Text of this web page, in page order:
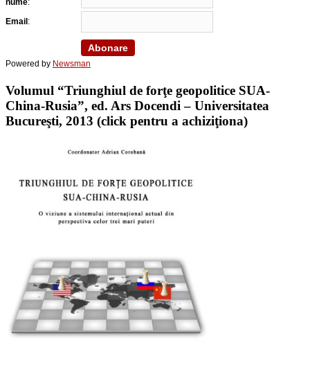
nume:
Email :
Powered by Newsman
Volumul “Triunghiul de forţe geopolitice SUA-
China-Rusia”, ed. Ars Docendi – Universitatea
Bucureşti, 2013 (click pentru a achiziţiona)